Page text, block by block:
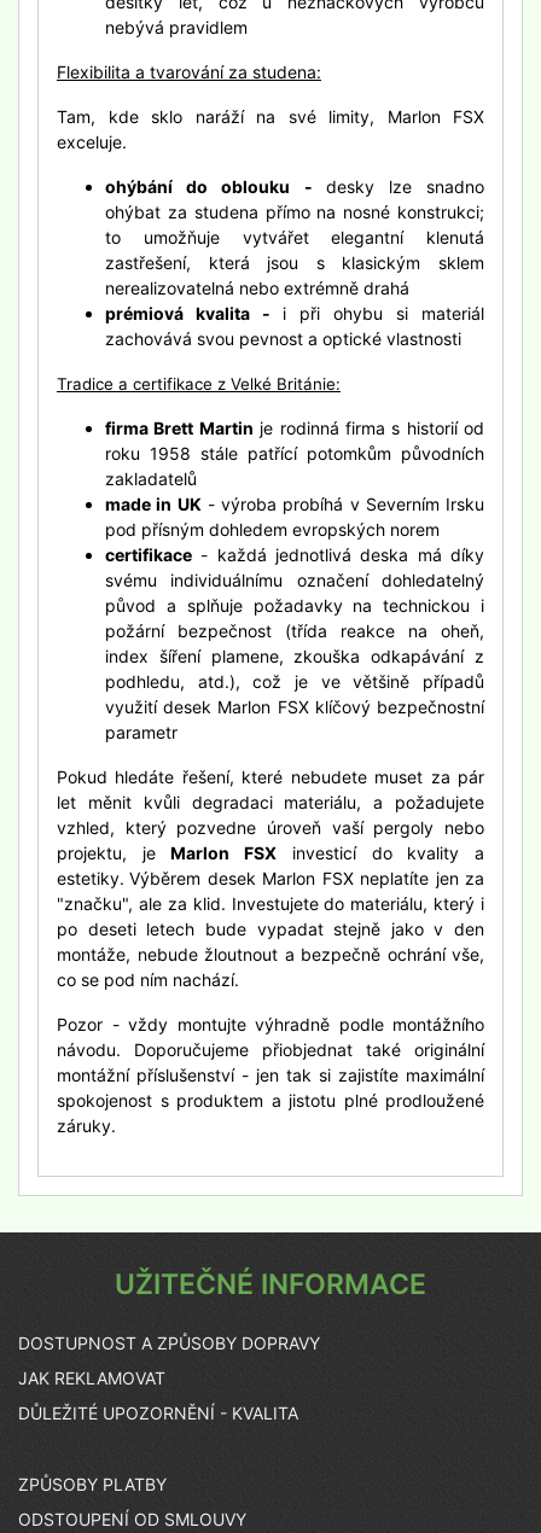
nebývá pravidlem
Flexibilita a tvarování za studena:
Tam, kde sklo naráží na své limity, Marlon FSX
exceluje.
ohýbání do oblouku - desky lze snadno
ohýbat za studena přímo na nosné konstrukci;
to umožňuje vytvářet elegantní klenutá
zastřešení, která jsou s klasickým sklem
nerealizovatelná nebo extrémně drahá
prémiová kvalita - i při ohybu si materiál
zachovává svou pevnost a optické vlastnosti
Tradice a certifikace z Velké Británie:
firma Brett Martin je rodinná firma s historií od
roku 1958 stále patřící potomkům původních
zakladatelů
made in UK - výroba probíhá v Severním Irsku
pod přísným dohledem evropských norem
certifikace - každá jednotlivá deska má díky
svému individuálnímu označení dohledatelný
původ a splňuje požadavky na technickou i
požární bezpečnost (třída reakce na oheň,
index šíření plamene, zkouška odkapávání z
podhledu, atd.), což je ve většině případů
využití desek Marlon FSX klíčový bezpečnostní
parametr
Pokud hledáte řešení, které nebudete muset za pár
let měnit kvůli degradaci materiálu, a požadujete
vzhled, který pozvedne úroveň vaší pergoly nebo
projektu, jeMarlon FSX investicí do kvality a
estetiky. Výběrem desek Marlon FSX neplatíte jen za
"značku", ale za klid. Investujete do materiálu, který i
po deseti letech bude vypadat stejně jako v den
montáže, nebude žloutnout a bezpečně ochrání vše,
co se pod ním nachází.
Pozor - vždy montujte výhradně podle montážního
návodu. Doporučujeme přiobjednat také originální
montážní příslušenství - jen tak si zajistíte maximální
spokojenost s produktem a jistotu plné prodloužené
záruky.
UŽITEČNÉ INFORMACE
DOSTUPNOST A ZPŮSOBY DOPRAVY
JAK REKLAMOVAT
DŮLEŽITÉ UPOZORNĚNÍ - KVALITA
ZPŮSOBY PLATBY
ODSTOUPENÍ OD SMLOUVY